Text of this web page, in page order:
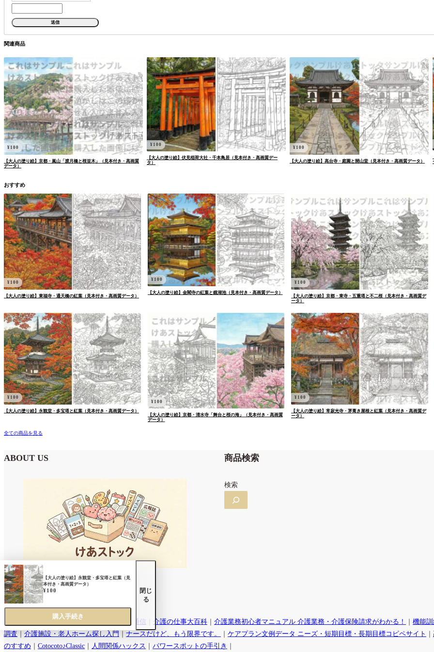
関連商品
¥ 100
【大人の塗り絵】京都・嵐山「渡月橋と桜並木」（見本付き・高画質
データ）
¥ 100
【大人の塗り絵】伏見稲荷大社・千本鳥居（見本付き・高画質デー
タ）
¥ 100
【大人の塗り絵】高台寺・庭園と開山堂（見本付き・高画質データ）
おすすめ
¥ 100
【大人の塗り絵】東福寺・通天橋の紅葉（見本付き・高画質データ）
¥100
【大人の塗り絵】金閣寺の紅葉と鏡湖池（見本付き・高画質データ）
¥ 100
【大人の塗り絵】京都・東寺・五重塔と不二桜（見本付き・高画質デ
ータ）
¥ 100
【大人の塗り絵】永観堂・多宝塔と紅葉（見本付き・高画質データ）
¥ 100
【大人の塗り絵】京都・清水寺「舞台と桜の海」（見本付き・高画質
データ）
¥ 100
【大人の塗り絵】常寂光寺・茅葺き屋根と紅葉（見本付き・高画質デ
ータ）
全ての商品を見る
ABOUT US 商品検索
検索
GALLERY
介護のことなら｜介護健康福祉のお役立ち通信 介護の仕事大百科 ｜ 介護業務初心者マニュアル 介護業務・介護保険請求がわかる！ ｜ 機能
調査 ｜ 介護施設・老人ホーム探し入門 ｜ ナースだけど、もう限界です。 ｜ ケアプラン文例データ ニーズ・短期目標・長期目標コピペサイト ｜
のすすめ ｜ Cotocoto♪Classic ｜ 人間関係ハックス ｜ パワースポットの手引き ｜
【大人の塗り絵】永観堂・多宝塔と紅葉（見
本付き・高画質データ）
¥100
購入手続き
閉じ
る